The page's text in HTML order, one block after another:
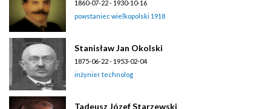
1860-07-22 - 1930-10-16
powstaniec wielkopolski 1918
Stanisław Jan Okolski
1875-06-22 - 1953-02-04
inżynier technolog
Tadeusz Józef Starzewski